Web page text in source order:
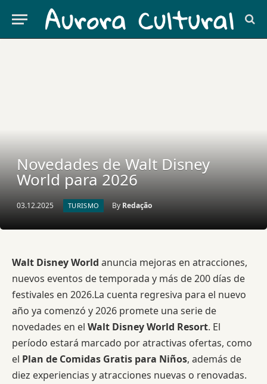
Novedades de Walt Disney
World para 2026
03.12.2025 TURISMO By Redação
Walt Disney World anuncia mejoras en atracciones,
nuevos eventos de temporada y más de 200 días de
festivales en 2026.La cuenta regresiva para el nuevo
año ya comenzó y 2026 promete una serie de
novedades en el Walt Disney World Resort. El
período estará marcado por atractivas ofertas, como
el Plan de Comidas Gratis para Niños, además de
diez experiencias y atracciones nuevas o renovadas.